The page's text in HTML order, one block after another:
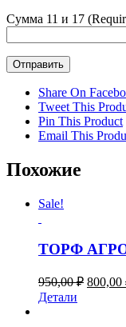
Сумма 11 и 17
Share On
Tweet This
Pin This Product
Email This
Похожие
Sale!
ТОРФ
950,00₽ 800,00
Детали